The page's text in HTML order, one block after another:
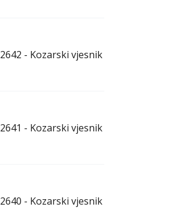
2642 - Kozarski vjesnik - 22.5.2026.
2641 - Kozarski vjesnik - 15.5.2026.
2640 - Kozarski vjesnik - 8.5.2026.